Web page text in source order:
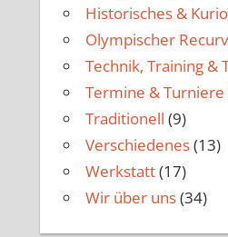
Historisches &
Olympischer
Technik, Training &
Termine & Turniere
Traditionell (9)
Verschiedenes(13)
Werkstatt(17)
Wir über uns(34)